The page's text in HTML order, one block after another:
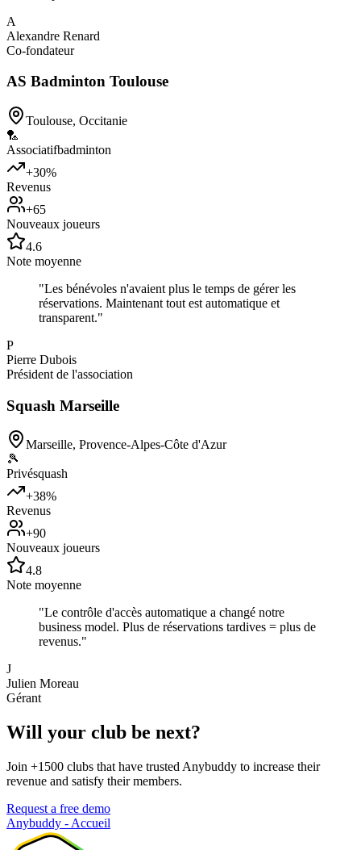
A
Alexandre Renard
Co-fondateur
AS Badminton Toulouse
Toulouse, Occitanie
🏸
Associatifbadminton
+30%
Revenus
+65
Nouveaux joueurs
4.6
Note moyenne
"Les bénévoles n'avaient plus le temps de gérer les
réservations. Maintenant tout est automatique et
transparent."
P
Pierre Dubois
Président de l'association
Squash Marseille
Marseille, Provence-Alpes-Côte d'Azur
🎾
Privésquash
+38%
Revenus
+90
Nouveaux joueurs
4.8
Note moyenne
"Le contrôle d'accès automatique a changé notre
business model. Plus de réservations tardives = plus de
revenus."
J
Julien Moreau
Gérant
Will your club be next?
Join +1500 clubs that have trusted Anybuddy to increase their
revenue and satisfy their members.
Request a free demo
Anybuddy - Accueil